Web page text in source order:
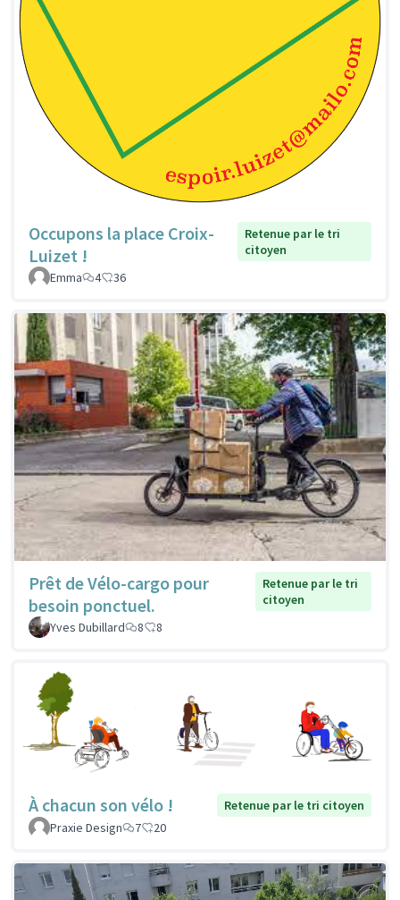
Occupons la place Croix-
Luizet !
Retenue par le tri
citoyen
Emma
4 36
Prêt de Vélo-cargo pour
besoin ponctuel.
Retenue par le tri
citoyen
Yves Dubillard
8 8
À chacun son vélo !
Retenue par le tri citoyen
Praxie Design
7 20